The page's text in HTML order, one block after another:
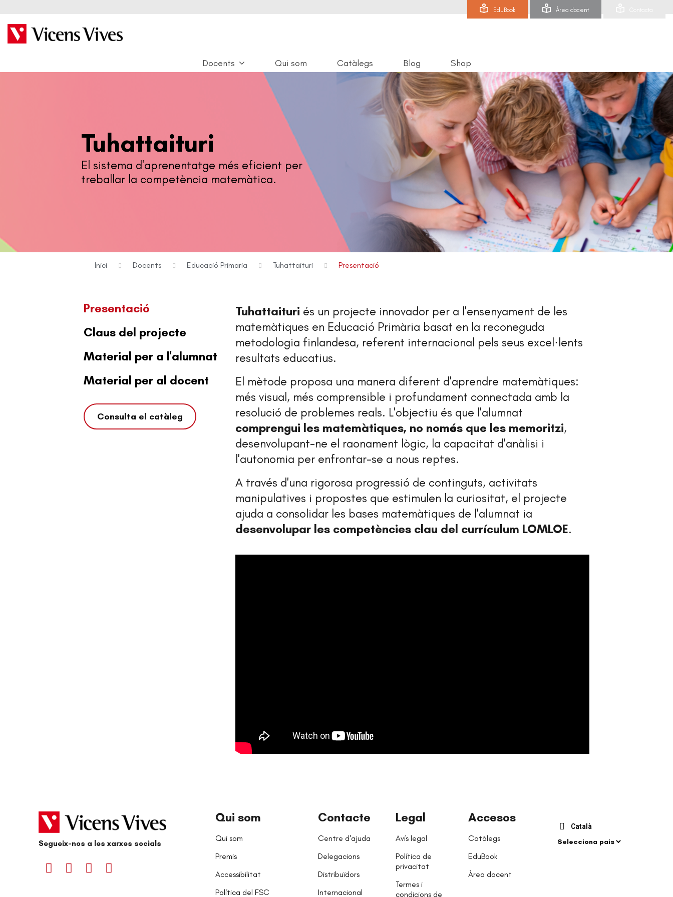
EduBook Àrea docent
Docents Qui som Catàlegs Blog Shop
Tuhattaituri
El sistema d'aprenentatge més eficient per
treballar la competència matemàtica.
Inici Docents Educació Primaria Tuhattaituri Presentació
Presentació
Claus del projecte
Material per a l'alumnat
Material per al docent
Consulta el catàleg
Tuhattaituri és un projecte innovador per a l'ensenyament de les
matemàtiques en Educació Primària basat en la reconeguda
metodologia finlandesa, referent internacional pels seus excel·lents
resultats educatius.
El mètode proposa una manera diferent d'aprendre matemàtiques:
més visual, més comprensible i profundament connectada amb la
resolució de problemes reals. L'objectiu és que l'alumnat
comprengui les matemàtiques, no només que les memoritzi,
desenvolupant-ne el raonament lògic, la capacitat d'anàlisi i
l'autonomia per enfrontar-se a nous reptes.
A través d'una rigorosa progressió de continguts, activitats
manipulatives i propostes que estimulen la curiositat, el projecte
ajuda a consolidar les bases matemàtiques de l'alumnat ia
desenvolupar les competències clau del currículum LOMLOE.
Segueix-nos a les xarxes socials
Qui som
Qui som
Premis
Accessibilitat
Política del FSC
Contacte
Centre d'ajuda
Delegacions
Distribuïdors
Internacional
Legal
Avís legal
Política de
privacitat
Termes i
condicions de
Accesos
Catàlegs
EduBook
Àrea docent
Català